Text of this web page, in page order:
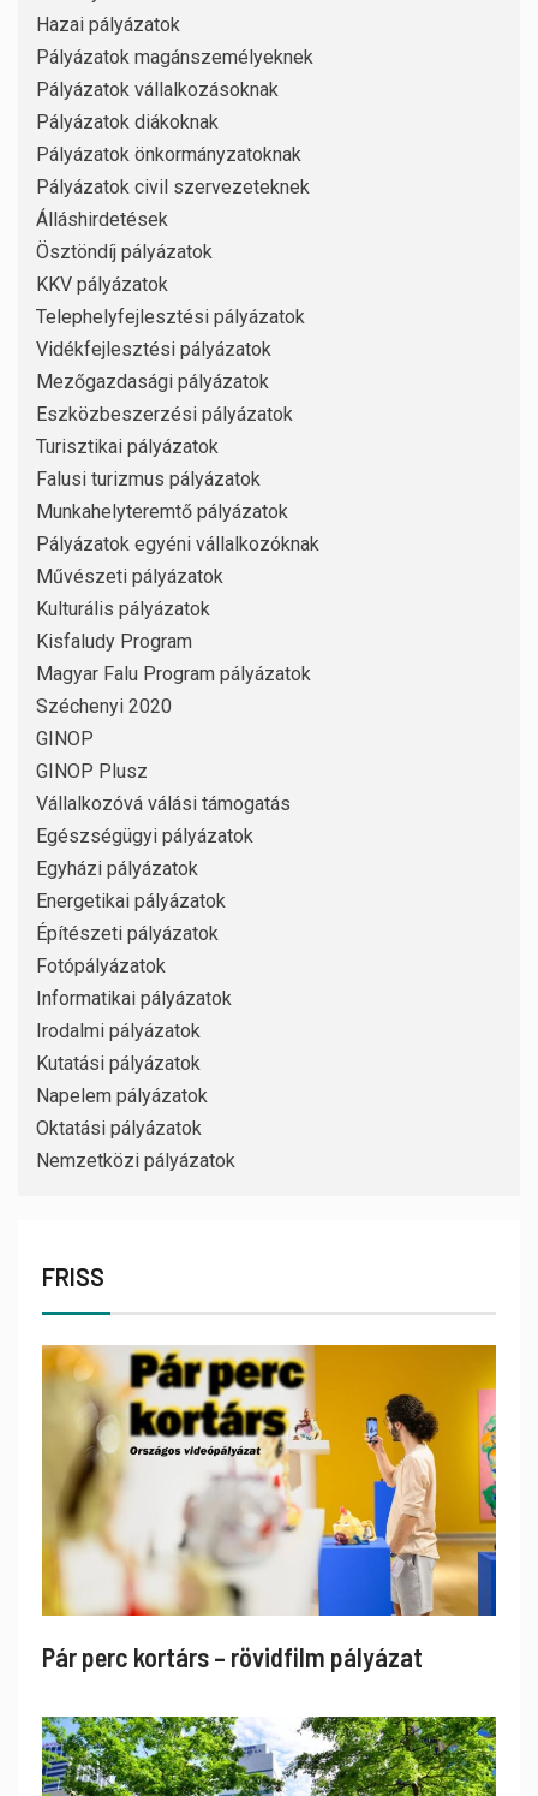
Hazai pályázatok
Pályázatok magánszemélyeknek
Pályázatok vállalkozásoknak
Pályázatok diákoknak
Pályázatok önkormányzatoknak
Pályázatok civil szervezeteknek
Álláshirdetések
Ösztöndíj pályázatok
KKV pályázatok
Telephelyfejlesztési pályázatok
Vidékfejlesztési pályázatok
Mezőgazdasági pályázatok
Eszközbeszerzési pályázatok
Turisztikai pályázatok
Falusi turizmus pályázatok
Munkahelyteremtő pályázatok
Pályázatok egyéni vállalkozóknak
Művészeti pályázatok
Kulturális pályázatok
Kisfaludy Program
Magyar Falu Program pályázatok
Széchenyi 2020
GINOP
GINOP Plusz
Vállalkozóvá válási támogatás
Egészségügyi pályázatok
Egyházi pályázatok
Energetikai pályázatok
Építészeti pályázatok
Fotópályázatok
Informatikai pályázatok
Irodalmi pályázatok
Kutatási pályázatok
Napelem pályázatok
Oktatási pályázatok
Nemzetközi pályázatok
FRISS
Pár perc kortárs – rövidfilm pályázat